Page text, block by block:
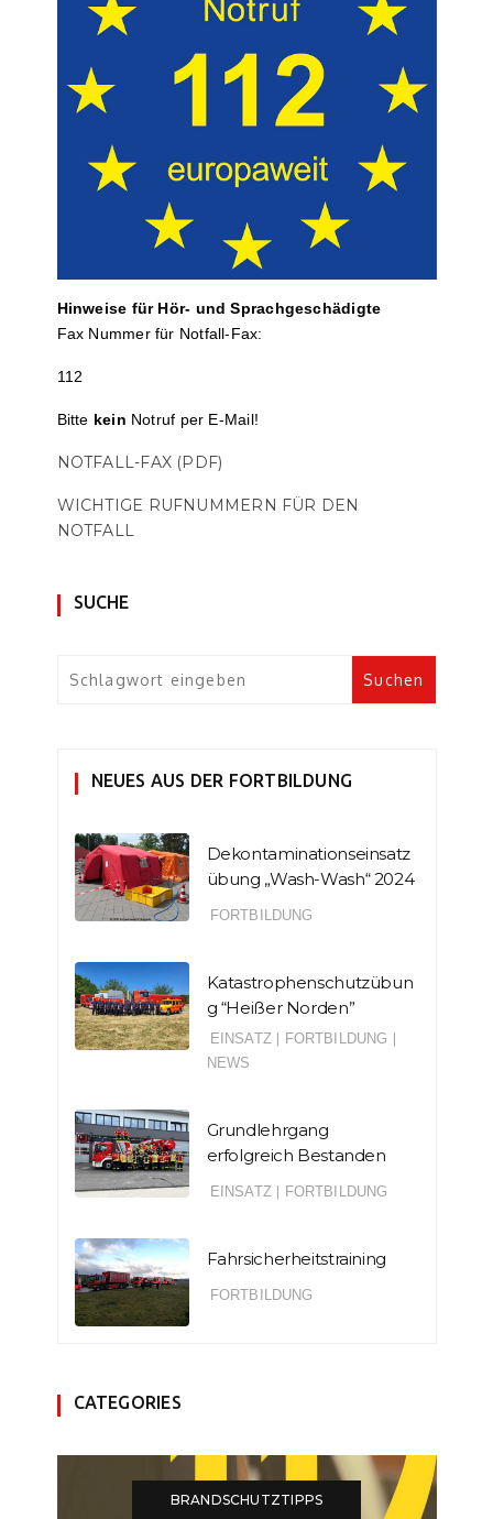
Hinweise für Hör- und Sprach­ge­schä­digte
Fax Nummer für Notfall-Fax:
112
Bitte kein Notruf per E-Mail!
NOTFALL-FAX (PDF)
WICHTIGE RUFNUMMERN FÜR DEN
NOTFALL
SUCHE
NEUES AUS DER FORTBILDUNG
Dekontaminationseinsatz
übung „Wash-Wash“ 2024
FORTBILDUNG
Katastrophenschutzübun
g “Heißer Norden”
EINSATZ FORTBILDUNG
NEWS
Grundlehrgang
erfolgreich Bestanden
EINSATZ FORTBILDUNG
Fahrsicherheitstraining
FORTBILDUNG
CATEGORIES
BRANDSCHUTZTIPPS